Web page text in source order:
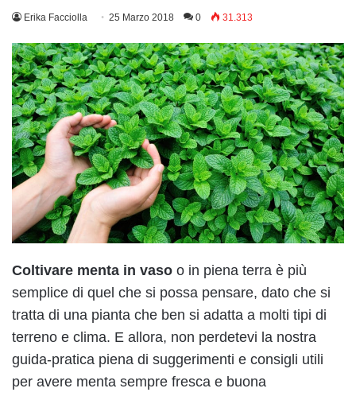
Erika Facciolla 25 Marzo 2018 0 31.313
Coltivare menta in vaso o in piena terra è più
semplice di quel che si possa pensare, dato che si
tratta di una pianta che ben si adatta a molti tipi di
terreno e clima. E allora, non perdetevi la nostra
guida-pratica piena di suggerimenti e consigli utili
per avere menta sempre fresca e buona